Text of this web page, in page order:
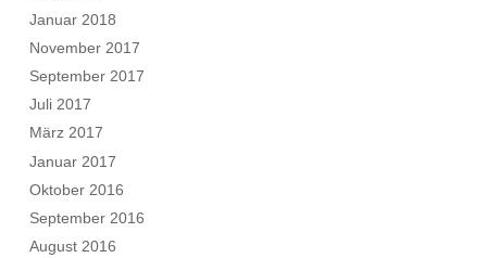
Januar 2018
November 2017
September 2017
Juli 2017
März 2017
Januar 2017
Oktober 2016
September 2016
August 2016